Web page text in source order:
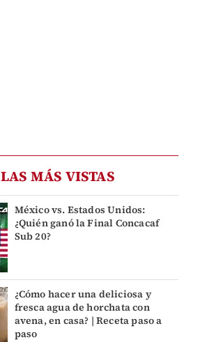
LAS MÁS VISTAS
México vs. Estados Unidos:
¿Quién ganó la Final Concacaf
Sub 20?
¿Cómo hacer una deliciosa y
fresca agua de horchata con
avena, en casa? | Receta paso a
paso